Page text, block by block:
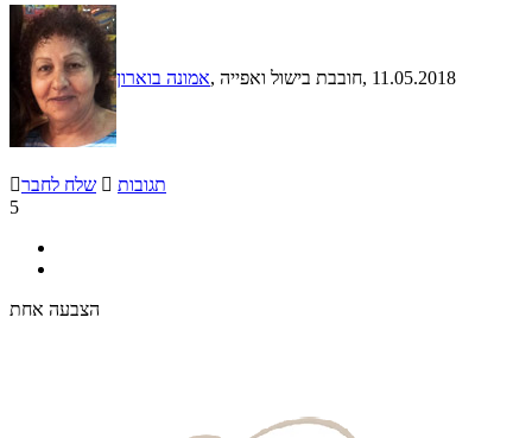
אמונה בוארון , חובבת בישול ואפייה, 11.05.2018
שלח לחבר  תגובות
5
הצבעה אחת